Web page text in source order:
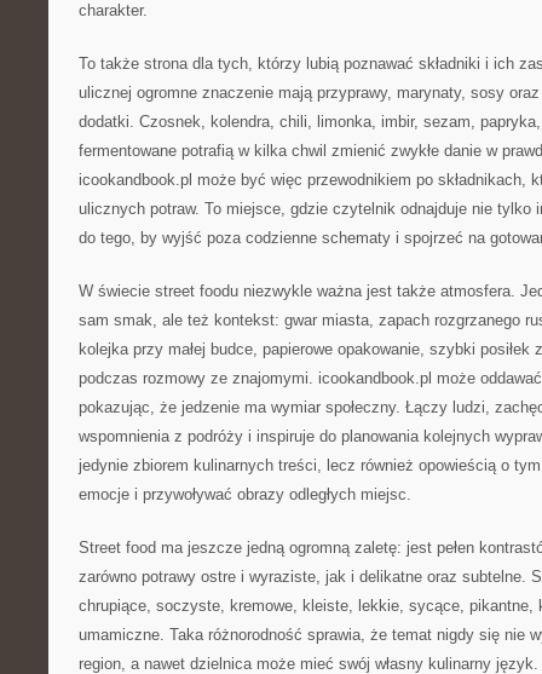
charakter.
To także strona dla tych, którzy lubią poznawać składniki i ich
ulicznej ogromne znaczenie mają przyprawy, marynaty, sosy
dodatki. Czosnek, kolendra, chili, limonka, imbir, sezam,
fermentowane potrafią w kilka chwil zmienić zwykłe danie w
icookandbook.pl może być więc przewodnikiem po składnikach,
ulicznych potraw. To miejsce, gdzie czytelnik odnajduje nie tylko
do tego, by wyjść poza codzienne schematy i spojrzeć na
W świecie street foodu niezwykle ważna jest także atmosfera.
sam smak, ale też kontekst: gwar miasta, zapach rozgrzanego
kolejka przy małej budce, papierowe opakowanie, szybki posiłek
podczas rozmowy ze znajomymi. icookandbook.pl może
pokazując, że jedzenie ma wymiar społeczny. Łączy ludzi,
wspomnienia z podróży i inspiruje do planowania kolejnych
jedynie zbiorem kulinarnych treści, lecz również opowieścią o
emocje i przywoływać obrazy odległych miejsc.
Street food ma jeszcze jedną ogromną zaletę: jest pełen
zarówno potrawy ostre i wyraziste, jak i delikatne oraz subtelne.
chrupiące, soczyste, kremowe, kleiste, lekkie, sycące, pikantne,
umamiczne. Taka różnorodność sprawia, że temat nigdy się nie
region, a nawet dzielnica może mieć swój własny kulinarny